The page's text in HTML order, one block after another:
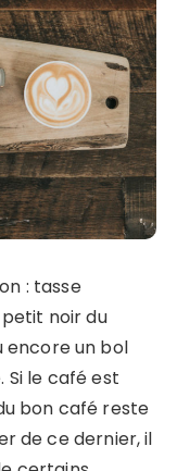
: tasse
noir du
encore un bol
Si le café est
bon café reste
de ce dernier, il